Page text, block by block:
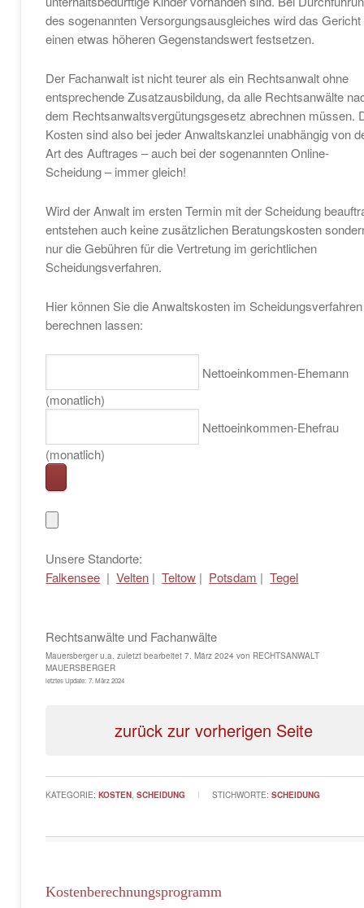
des sogenannten Versorgungsausgleiches wird das Gericht
einen etwas höheren Gegenstandswert festsetzen.
Der Fachanwalt ist nicht teurer als ein Rechtsanwalt ohne
entsprechende Zusatzausbildung, da alle Rechtsanwälte
dem Rechtsanwaltsvergütungsgesetz abrechnen müssen.
Kosten sind also bei jeder Anwaltskanzlei unabhängig von
Art des Auftrages – auch bei der sogenannten Online-
Scheidung – immer gleich!
Wird der Anwalt im ersten Termin mit der Scheidung
entstehen auch keine zusätzlichen Beratungskosten
nur die Gebühren für die Vertretung im gerichtlichen
Scheidungsverfahren.
Hier können Sie die Anwaltskosten im Scheidungsverfahren
berechnen lassen:
Nettoeinkommen-Ehemann
(monatlich)
Nettoeinkommen-Ehefrau
(monatlich)
Unsere Standorte:
Falkensee |Velten |Teltow | Potsdam |Tegel
Rechtsanwälte und Fachanwälte
Mauersberger u.a. zuletzt bearbeitet7. März 2024 von RECHTSANWALT
MAUERSBERGER
letztes Update: 7. März 2024
zurück zur vorherigen Seite
KATEGORIE:KOSTEN ,SCHEIDUNG STICHWORTE:SCHEIDUNG
Kostenberechnungsprogramm